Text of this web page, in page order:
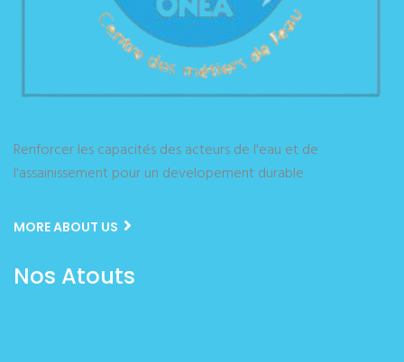
Renforcer les capacités des acteurs de l'eau et de
l'assainissement pour un developement durable
MORE ABOUT US
Nos Atouts